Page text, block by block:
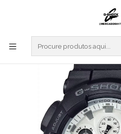
G-SHOCK
Black And Brilliant White